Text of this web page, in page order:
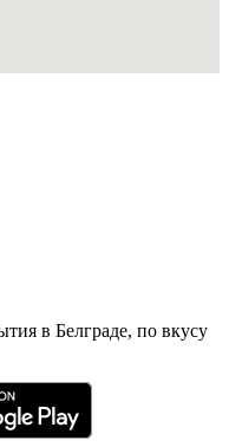
в Белграде, по вкусу